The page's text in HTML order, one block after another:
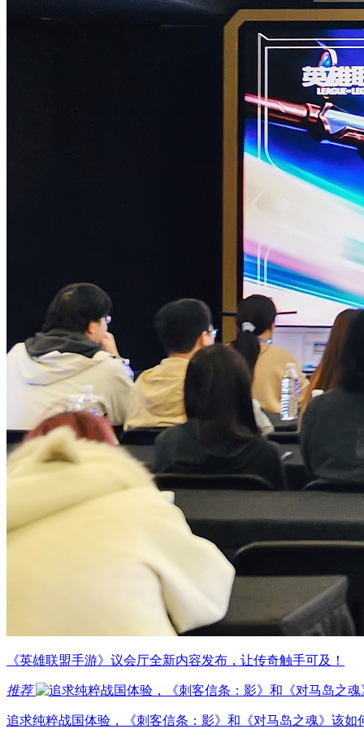
《英雄联盟手游》议会厅全新内容发布，让传奇触手可及！
推荐
追求纯粹战国体验，《刺客信条：影》和《对马岛之魂》该如